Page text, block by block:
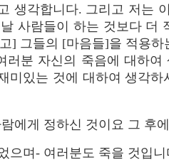
생각합니다. 그리고 저는
사람들이 하는 것보다
] 그들의 [마음들]을 적용하
러분 자신의 죽음에 대하
미있는 것에 대하여 생각
에게 정하신 것이요 그 후
으며- 여러분도 죽을 것입니